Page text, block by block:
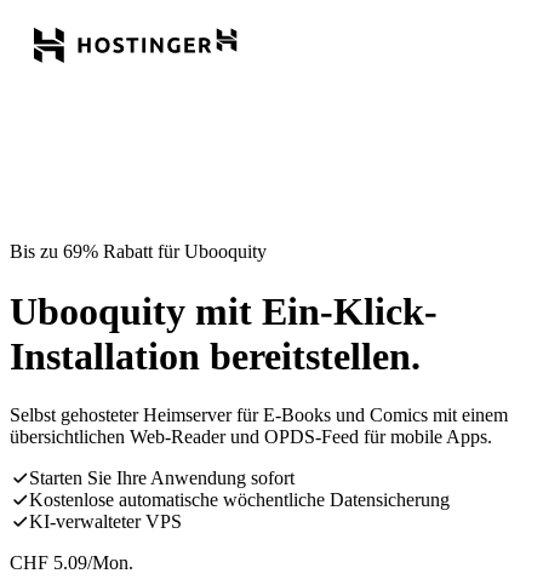
Bis zu 69% Rabatt für Ubooquity
Ubooquity mit Ein-Klick-
Installation bereitstellen.
Selbst gehosteter Heimserver für E-Books und Comics mit einem
übersichtlichen Web-Reader und OPDS-Feed für mobile Apps.
Starten Sie Ihre Anwendung sofort
Kostenlose automatische wöchentliche Datensicherung
KI-verwalteter VPS
CHF 5.09/Mon.